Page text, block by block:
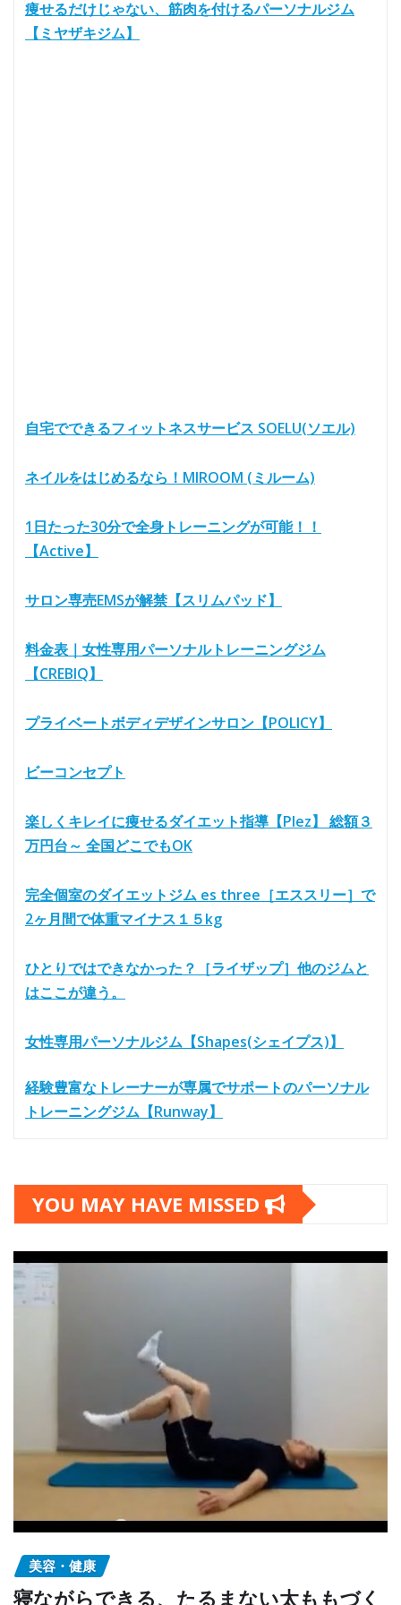
痩せるだけじゃない、筋肉を付けるパーソナルジム
【ミヤザキジム】
自宅でできるフィットネスサービス SOELU(ソエル)
ネイルをはじめるなら！MIROOM (ミルーム)
1日たった30分で全身トレーニングが可能！！
【Active】
サロン専売EMSが解禁【スリムパッド】
料金表｜女性専用パーソナルトレーニングジム
【CREBIQ】
プライベートボディデザインサロン【POLICY】
ビーコンセプト
楽しくキレイに痩せるダイエット指導【Plez】 総額３
万円台～ 全国どこでもOK
完全個室のダイエットジム es three［エススリー］で
2ヶ月間で体重マイナス１５kg
ひとりではできなかった？［ライザップ］他のジムと
はここが違う。
女性専用パーソナルジム【Shapes(シェイプス)】
経験豊富なトレーナーが専属でサポートのパーソナル
トレーニングジム【Runway】
YOU MAY HAVE MISSED
美容・健康
寝ながらできる、たるまない太ももづく